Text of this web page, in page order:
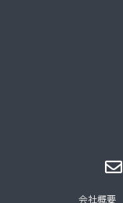
会社概要